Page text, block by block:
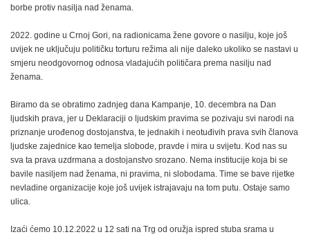
borbe protiv nasilja nad ženama.
2022. godine u Crnoj Gori, na radionicama žene govore o nasilju, koje još
uvijek ne uključuju političku torturu režima ali nije daleko ukoliko se nastavi u
smjeru neodgovornog odnosa vladajućih političara prema nasilju nad
ženama.
Biramo da se obratimo zadnjeg dana Kampanje, 10. decembra na Dan
ljudskih prava, jer u Deklaraciji o ljudskim pravima se pozivaju svi narodi na
priznanje urođenog dostojanstva, te jednakih i neotuđivih prava svih članova
ljudske zajednice kao temelja slobode, pravde i mira u svijetu. Kod nas su
sva ta prava uzdrmana a dostojanstvo srozano. Nema institucije koja bi se
bavile nasiljem nad ženama, ni pravima, ni slobodama. Time se bave rijetke
nevladine organizacije koje još uvijek istrajavaju na tom putu. Ostaje samo
ulica.
Izaći ćemo 10.12.2022 u 12 sati na Trg od oružja ispred stuba srama u